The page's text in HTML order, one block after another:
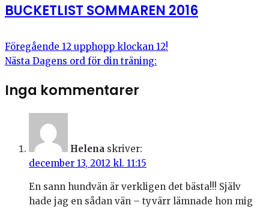
BUCKETLIST SOMMAREN 2016
Föregående 12 upphopp klockan 12!
Nästa Dagens ord för din träning:
Inga kommentarer
Helena skriver:
december 13, 2012 kl. 11:15
En sann hundvän är verkligen det bästa!!! Själv
hade jag en sådan vän – tyvärr lämnade hon mig